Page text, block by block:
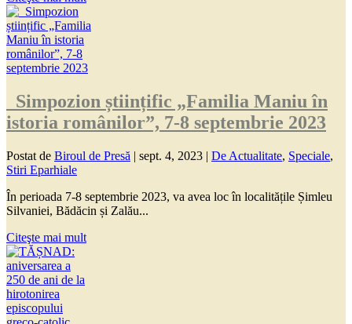
Simpozion științific „Familia Maniu în
istoria românilor”, 7-8 septembrie 2023
Postat de Biroul de Presă | sept. 4, 2023 | De Actualitate, Speciale,
Stiri Eparhiale
În perioada 7-8 septembrie 2023, va avea loc în localitățile Șimleu
Silvaniei, Bădăcin și Zalău...
Citeşte mai mult